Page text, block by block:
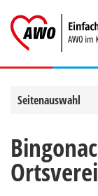
Inhalt
springen
Seitenauswahl